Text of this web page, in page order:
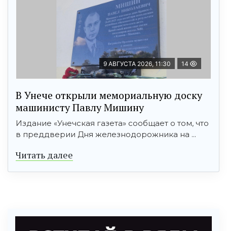
9 АВГУСТА 2026, 11:30 14
В Унече открыли мемориальную доску
машинисту Павлу Мишину
Издание «Унечская газета» сообщает о том, что
в преддверии Дня железнодорожника на ...
Читать далее